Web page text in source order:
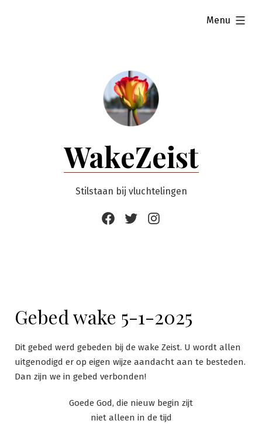
WakeZeist
Stilstaan bij vluchtelingen
Menu
uitgevouwen
FacebookTwitterInstagram
Gebed wake 5-1-2025
Dit gebed werd gebeden bij de wake Zeist. U wordt allen
uitgenodigd er op eigen wijze aandacht aan te besteden.
Dan zijn we in gebed verbonden!
Goede God, die nieuw begin zijt
niet alleen in de tijd